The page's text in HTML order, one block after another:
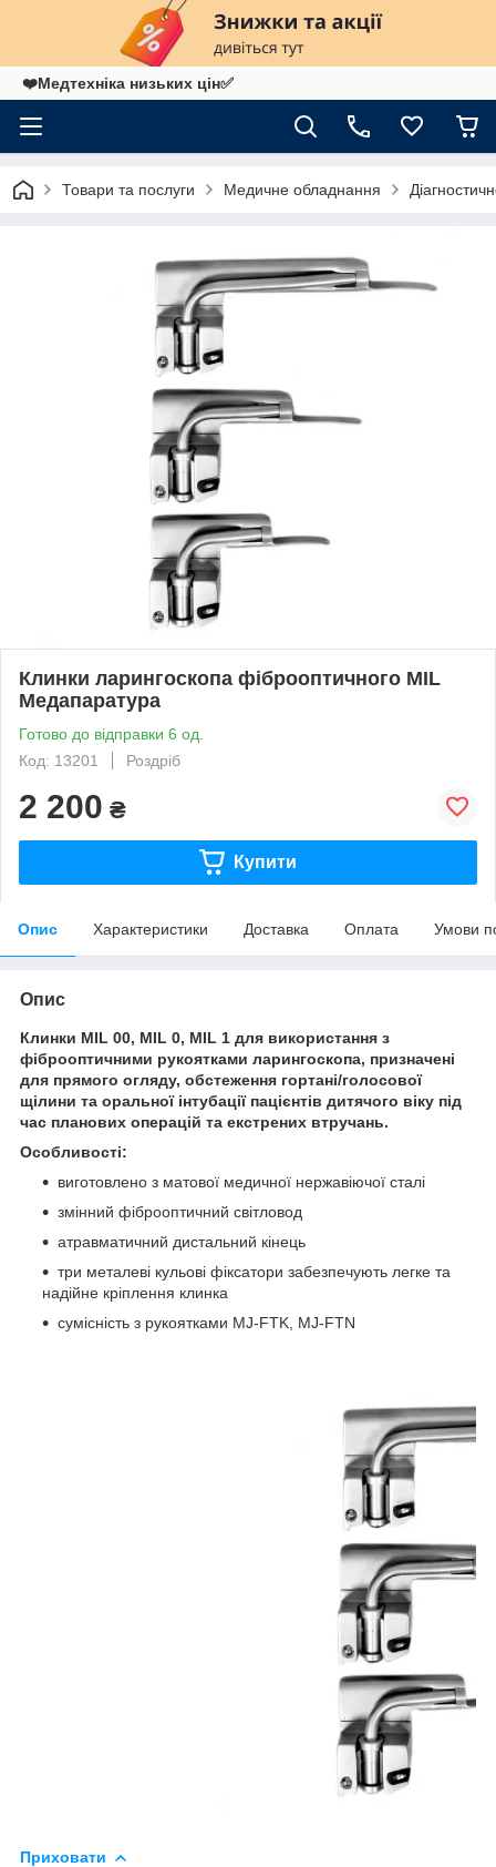
❤️Медтехніка низьких цін✅
Товари та послуги Медичне обладнання
Клинки ларингоскопа фіброоптичного MIL
Медапаратура
Готово до відправки 6 од.
Код: 13201
Роздріб
2 200 ₴
Купити
Опис Характеристики Доставка Оплата Умови
Опис
Клинки MIL 00, MIL 0, MIL 1 для використання з
фіброоптичними рукоятками ларингоскопа, призначені
для прямого огляду, обстеження гортані/голосової
щілини та оральної інтубації пацієнтів дитячого віку під
час планових операцій та екстрених втручань.
Особливості:
виготовлено з матової медичної нержавіючої сталі
змінний фіброоптичний світловод
атравматичний дистальний кінець
три металеві кульові фіксатори забезпечують легке та
надійне кріплення клинка
сумісність з рукоятками MJ-FTK, MJ-FTN
Приховати